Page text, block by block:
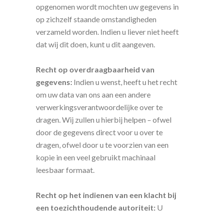
opgenomen wordt mochten uw gegevens in
op zichzelf staande omstandigheden
verzameld worden. Indien u liever niet heeft
dat wij dit doen, kunt u dit aangeven.
Recht op overdraagbaarheid van
gegevens: Indien u wenst, heeft u het recht
om uw data van ons aan een andere
verwerkingsverantwoordelijke over te
dragen. Wij zullen u hierbij helpen – ofwel
door de gegevens direct voor u over te
dragen, ofwel door u te voorzien van een
kopie in een veel gebruikt machinaal
leesbaar formaat.
Recht op het indienen van een klacht bij
een toezichthoudende autoriteit: U